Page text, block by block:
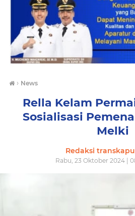
› News
Rella Kelam
Sosialisasi
Melki
Redaksi
Rabu, 23 Oktober 2024 |